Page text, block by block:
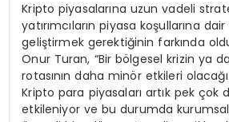
Kripto piyasalarına uzun vadeli
yatırımcıların piyasa koşullarına
geliştirmek gerektiğinin farkında
Onur Turan, “Bir bölgesel krizin ya
rotasının daha minör etkileri
Kripto para piyasaları artık pek çok
etkileniyor ve bu durumda